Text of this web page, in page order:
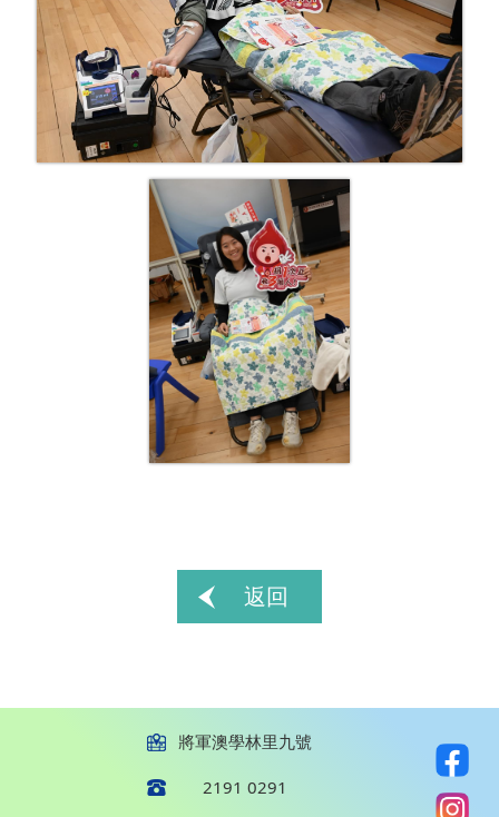
返回
將軍澳學林里九號
2191 0291